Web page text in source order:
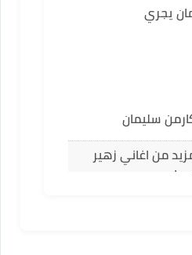
يجري
سليمان
من اغاني زهير